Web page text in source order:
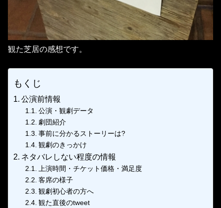
観た芝居の感想です。
もくじ
公演前情報
公演・観劇データ
劇団紹介
事前に分かるストーリーは?
観劇のきっかけ
ネタバレしない程度の情報
上演時間・チケット価格・満足度
客席の様子
観劇初心者の方へ
観た直後のtweet